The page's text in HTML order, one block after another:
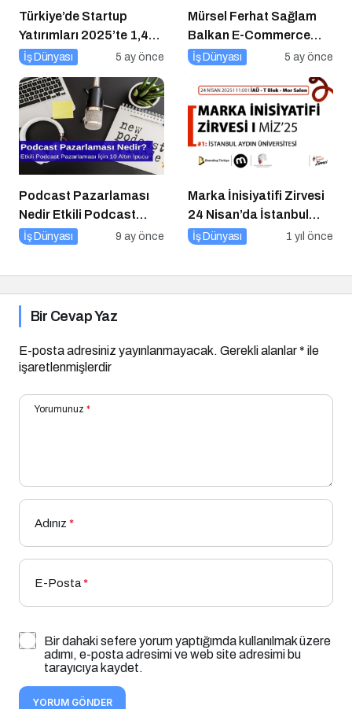
Türkiye’de Startup
Yatırımları 2025’te 1,4
Milyar Dolara Ulaştı
İş Dünyası 5 ay önce
Mürsel Ferhat Sağlam
Balkan E-Commerce
Summit’e Konuştu
İş Dünyası 5 ay önce
Podcast Pazarlaması
Nedir Etkili Podcast
Pazarlaması için 10
İş Dünyası 9 ay önce
Marka İnisiyatifi Zirvesi
24 Nisan’da İstanbul
Aydın Üniversitesi’nde!
İş Dünyası 1 yıl önce
Bir Cevap Yaz
E-posta adresiniz yayınlanmayacak. Gerekli alanlar* ile
işaretlenmişlerdir
Yorumunuz *
Adınız *
E-Posta*
Bir dahaki sefere yorum yaptığımda kullanılmak üzere
adımı, e-posta adresimi ve web site adresimi bu
tarayıcıya kaydet.
YORUM GÖNDER